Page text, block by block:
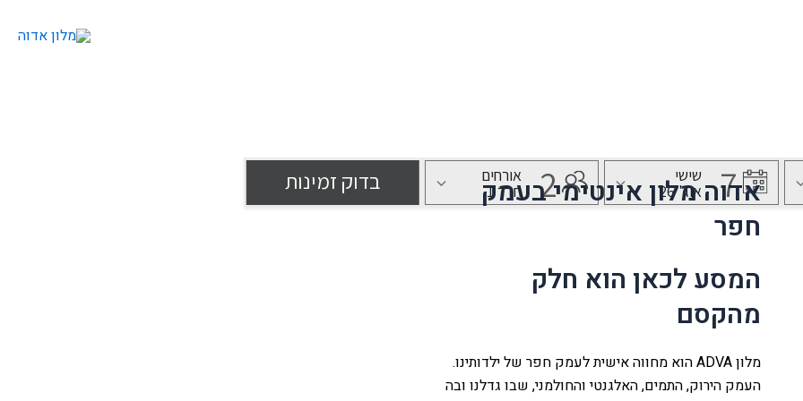
אדוה מלון אינטימי בעמק
חפר
המסע לכאן הוא חלק
מהקסם
מלון ADVA הוא מחווה אישית לעמק חפר של ילדותינו.
העמק הירוק, התמים, האלגנטי והחולמני, שבו גדלנו ובה
צור קשר